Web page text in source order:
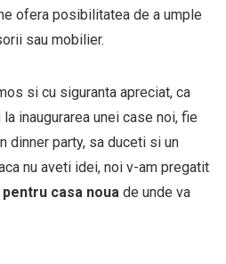
ofera posibilitatea de a umple
sau mobilier.
si cu siguranta apreciat, ca
inaugurarea unei case noi, fie
dinner party, sa duceti si un
nu aveti idei, noi v-am pregatit
casa noua de unde va